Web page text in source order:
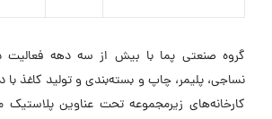
گروه صنعتی پما با بیش از سه دهه فعالیت
نساجی، پلیمر، چاپ و بسته‌بندی و تولید
کارخانه‌های زیرمجموعه تحت عناوین پلاستیک